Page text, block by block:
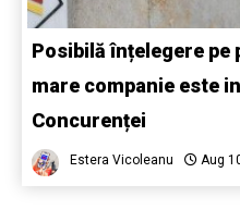
Posibilă înțelegere pe
mare companie este
Concurenței
Estera Vicoleanu Aug